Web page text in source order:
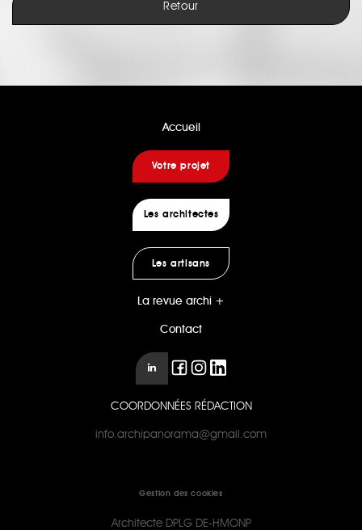
Retour
Accueil
Votre projet
Les architectes
Les artisans
La revue archi +
Contact
COORDONNÉES RÉDACTION
info.archipanorama@gmail.com
Gestion des cookies
Architecte DPLG DE-HMONP